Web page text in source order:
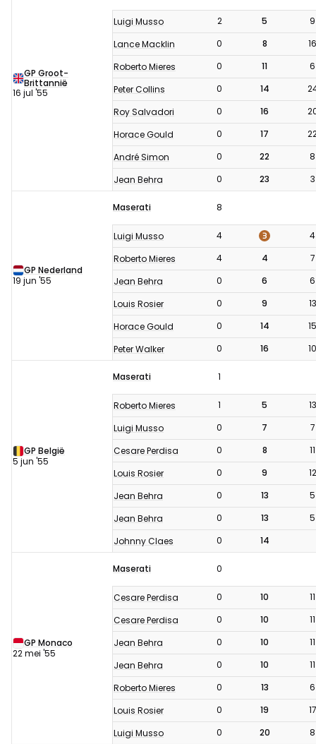
GP Groot-
Brittannië
16 jul '55
Luigi Musso 2 5
9
Lance Macklin
0 8
16
Roberto Mieres
0 11
6
Peter Collins
0 14
Roy Salvadori
0 16
Horace Gould
0 17
André Simon
0 22
8
Jean Behra
0 23 3
GP Nederland
19 jun '55
Maserati 8
Luigi Musso 4 3
4
Roberto Mieres
4 4
7
Jean Behra
0 6
6
Louis Rosier
0 9
13
Horace Gould
0 14
15
Peter Walker
0 16 10
GP België
5 jun '55
Maserati 1
Roberto Mieres 1 5
13
Luigi Musso
0 7
7
Cesare Perdisa
0 8
11
Louis Rosier
0 9
12
Jean Behra
0 13
5
Jean Behra
0 13
5
Johnny Claes
0 14
GP Monaco
22 mei '55
Maserati 0
Cesare Perdisa 0 10
11
Cesare Perdisa
0 10
11
Jean Behra
0 10
11
Jean Behra
0 10
11
Roberto Mieres
0 13
6
Louis Rosier
0 19
17
Luigi Musso
0 20 8